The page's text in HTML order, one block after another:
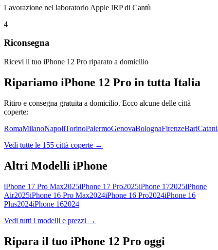
Lavorazione nel laboratorio Apple IRP di Cantù
4
Riconsegna
Ricevi il tuo iPhone 12 Pro riparato a domicilio
Ripariamo iPhone 12 Pro in tutta Italia
Ritiro e consegna gratuita a domicilio. Ecco alcune delle città
coperte:
RomaMilanoNapoliTorinoPalermoGenovaBolognaFirenzeBari
Vedi tutte le 155 città coperte →
Altri Modelli iPhone
iPhone 17 Pro Max2025iPhone 17 Pro2025iPhone 172025iPhone
Air2025iPhone 16 Pro Max2024iPhone 16 Pro2024iPhone 16
Plus2024iPhone 162024
Vedi tutti i modelli e prezzi →
Ripara il tuo iPhone 12 Pro oggi